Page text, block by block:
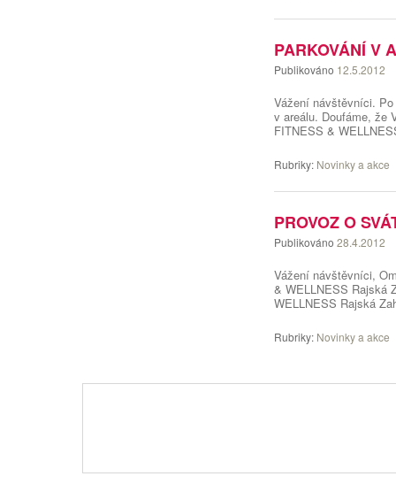
PARKOVÁNÍ V
Publikováno 12.5.2012
Vážení návštěvníci.
v areálu. Doufáme, že
FITNESS &
Rubriky: Novinky a akce
PROVOZ O
Publikováno28.4.2012
Vážení návštěvníci,
& WELLNESS Rajská
WELLNESS Rajská
Rubriky: Novinky a akce